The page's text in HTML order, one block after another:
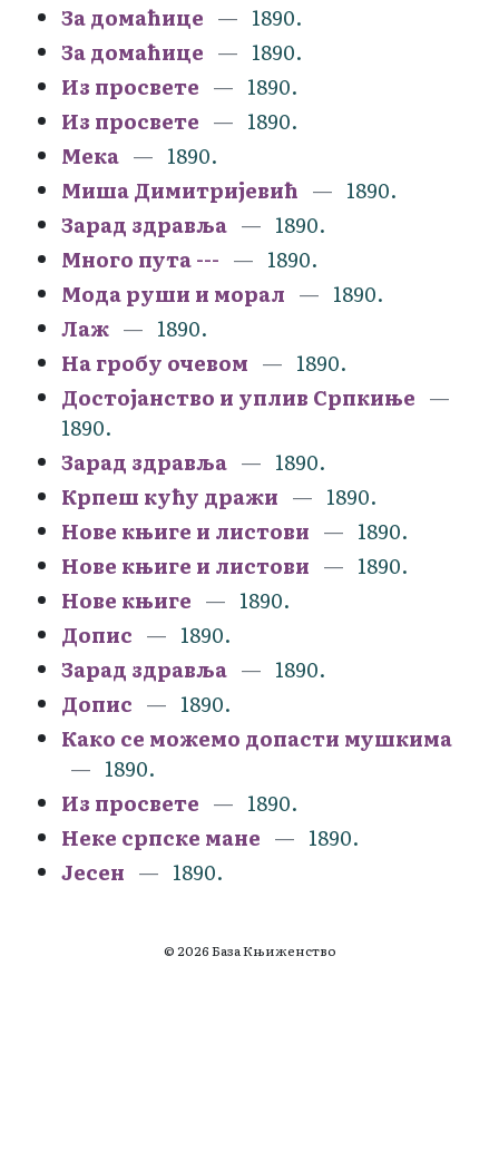
За домаћице
1890.
За домаћице
1890.
Из просвете
1890.
Из просвете
1890.
Мека
1890.
Миша Димитријевић
1890.
Зарад здравља
1890.
Много пута ---
1890.
Мода руши и морал
1890.
Лаж
1890.
На гробу очевом
1890.
Достојанство и уплив Српкиње
1890.
Зарад здравља
1890.
Крпеш кућу дражи
1890.
Нове књиге и листови
1890.
Нове књиге и листови
1890.
Нове књиге
1890.
Допис
1890.
Зарад здравља
1890.
Допис
1890.
Како се можемо допасти мушкима
1890.
Из просвете
1890.
Неке српске мане
1890.
Јесен
1890.
© 2026 База Књиженство